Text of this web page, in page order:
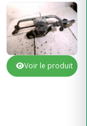
Voir le produit